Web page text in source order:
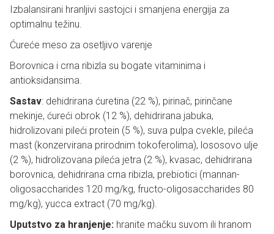
Izbalansirani hranljivi sastojci i smanjena energija za
optimalnu težinu.
Ćureće meso za osetljivo varenje
Borovnica i crna ribizla su bogate vitaminima i
antioksidansima.
Sastav: dehidrirana ćuretina (22 %), pirinač, pirinčane
mekinje, ćureći obrok (12 %), dehidrirana jabuka,
hidrolizovani pileći protein (5 %), suva pulpa cvekle, pileća
mast (konzervirana prirodnim tokoferolima), lososovo ulje
(2 %), hidrolizovana pileća jetra (2 %), kvasac, dehidrirana
borovnica, dehidrirana crna ribizla, prebiotici (mannan-
oligosaccharides 120 mg/kg, fructo-oligosaccharides 80
mg/kg), yucca extract (70 mg/kg).
Uputstvo za hranjenje: hranite mačku suvom ili hranom